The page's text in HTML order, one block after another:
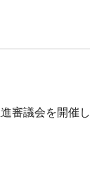
審議会を開催し